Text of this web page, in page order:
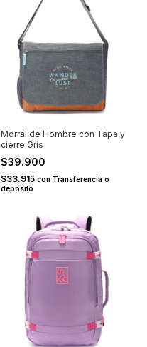
Morral de Hombre con Tapa y
cierre Gris
$39.900
$33.915 con Transferencia o
depósito